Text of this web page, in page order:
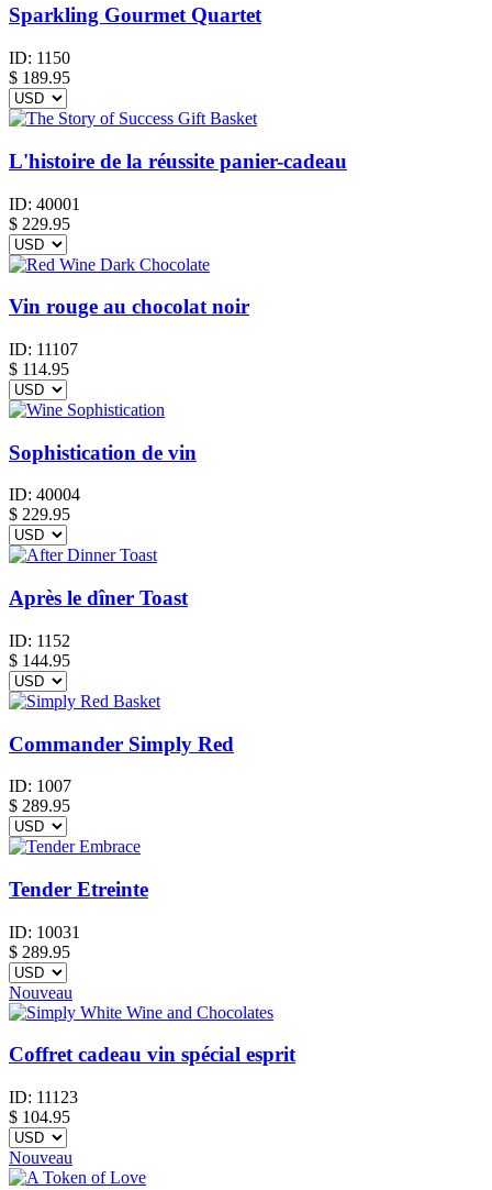
Sparkling Gourmet Quartet
ID: 1150
$ 189.95
L'histoire de la réussite panier-cadeau
ID: 40001
$ 229.95
Vin rouge au chocolat noir
ID: 11107
$ 114.95
Sophistication de vin
ID: 40004
$ 229.95
Après le dîner Toast
ID: 1152
$ 144.95
Commander Simply Red
ID: 1007
$ 289.95
Tender Etreinte
ID: 10031
$ 289.95
Nouveau
Coffret cadeau vin spécial esprit
ID: 11123
$ 104.95
Nouveau